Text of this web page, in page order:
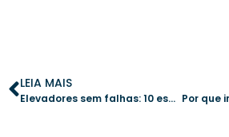
LEIA MAIS
Elevadores sem falhas: 10 estratégias para evitar transtornos no condomínio